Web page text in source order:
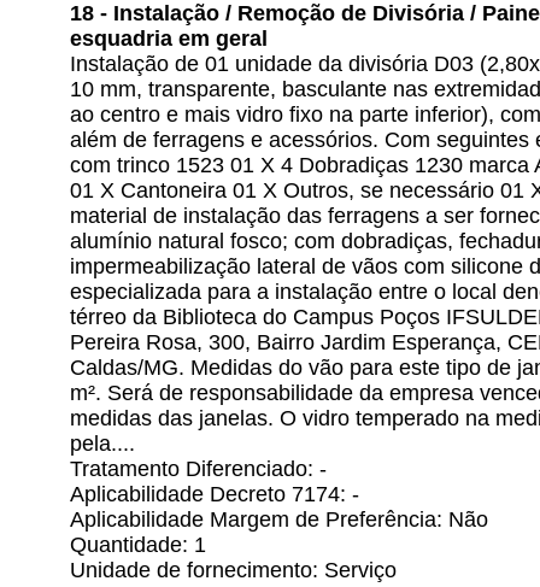
18 - Instalação / Remoção de Divisória /
esquadria em geral
Instalação de 01 unidade da divisória D03
10 mm, transparente, basculante nas
ao centro e mais vidro fixo na parte inferior),
além de ferragens e acessórios. Com
com trinco 1523 01 X 4 Dobradiças 1230 marca
01 X Cantoneira 01 X Outros, se necessário 01
material de instalação das ferragens a ser
alumínio natural fosco; com dobradiças,
impermeabilização lateral de vãos com silicone
especializada para a instalação entre o local
térreo da Biblioteca do Campus Poços
Pereira Rosa, 300, Bairro Jardim Esperança,
Caldas/MG. Medidas do vão para este tipo de
m². Será de responsabilidade da empresa
medidas das janelas. O vidro temperado na
pela....
Tratamento Diferenciado: -
Aplicabilidade Decreto 7174: -
Aplicabilidade Margem de Preferência: Não
Quantidade: 1
Unidade de fornecimento: Serviço